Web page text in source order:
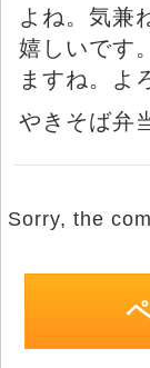
よね。気兼
嬉しいです
ますね。よ
やきそば弁
Sorry, the